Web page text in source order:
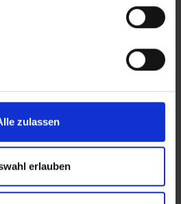
zulassen
erlauben
douchetijd is een moment van